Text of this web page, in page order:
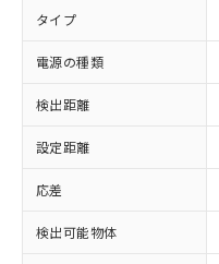
タイプ
電源の種類
検出距離
設定距離
応差
検出可能物体